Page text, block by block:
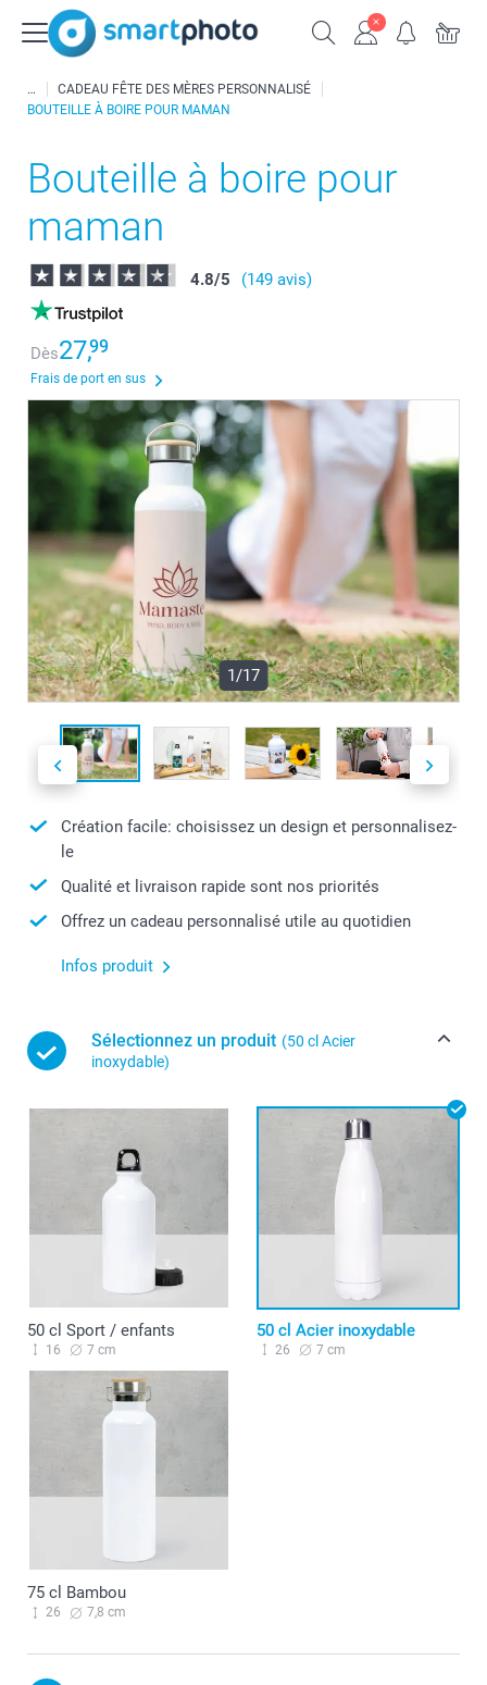
CADEAU FÊTE DES MÈRES PERSONNALISÉ
BOUTEILLE À BOIRE POUR MAMAN
Bouteille à boire pour
maman
4.8/5 (149 avis)
Dès27,99
Frais de port en sus
1/17
Création facile: choisissez un design et personnalisez-
le
Qualité et livraison rapide sont nos priorités
Offrez un cadeau personnalisé utile au quotidien
Infos produit
Sélectionnez un produit (50 cl Acier
inoxydable)
50 cl Sport / enfants
16 7 cm
50 cl Acier inoxydable
26 7 cm
75 cl Bambou
26 7,8 cm